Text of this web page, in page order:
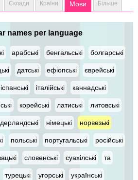
Склади Країни Мови Більше
names per language
арабські бенгальські болгарські
датські ефіопські єврейські
іспанські італійські каннадські
корейські латиські литовські
німецькі норвезькі
польські португальські російські
словенські суахілські та
турецькі угорські українські